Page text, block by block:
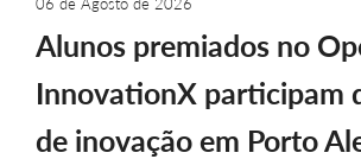
Alunos premiados no
InnovationX participam
de inovação em Porto